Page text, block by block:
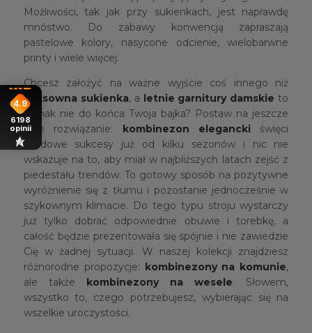
Możliwości, tak jak przy sukienkach, jest naprawdę
mnóstwo. Do zabawy konwencją zapraszają
pastelowe kolory, nasycone odcienie, wielobarwne
printy i wiele więcej.
Chcesz założyć na ważne wyjście coś innego niż
seksowna sukienka, a letnie garnitury damskie to
jednak nie do końca Twoja bajka? Postaw na jeszcze
inne rozwiązanie: kombinezon elegancki święci
modowe sukcesy już od kilku sezonów i nic nie
wskazuje na to, aby miał w najbliższych latach zejść z
piedestału trendów. To gotowy sposób na pozytywne
wyróżnienie się z tłumu i pozostanie jednocześnie w
szykownym klimacie. Do tego typu stroju wystarczy
już tylko dobrać odpowiednie obuwie i torebkę, a
całość będzie prezentowała się spójnie i nie zawiedzie
Cię w żadnej sytuacji. W naszej kolekcji znajdziesz
różnorodne propozycje: kombinezony na komunie,
ale także kombinezony na wesele. Słowem,
wszystko to, czego potrzebujesz, wybierając się na
wszelkie uroczystości.
4.9
6198
opinii